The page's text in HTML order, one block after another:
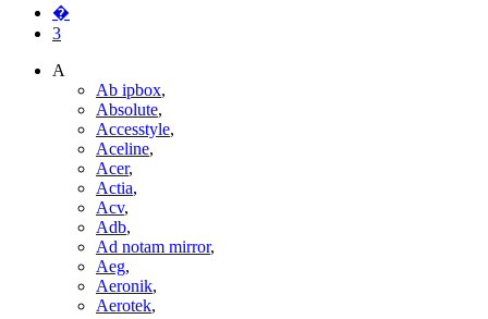
�
3
A
Ab ipbox,
Absolute,
Accesstyle,
Aceline,
Acer,
Actia,
Acv,
Adb,
Ad notam mirror,
Aeg,
Aeronik,
Aerotek,